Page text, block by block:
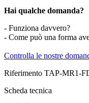
Hai qualche domanda?
- Funziona davvero?
- Come può una forma
Controlla le nostre
Riferimento TAP-MR1-
Scheda tecnica